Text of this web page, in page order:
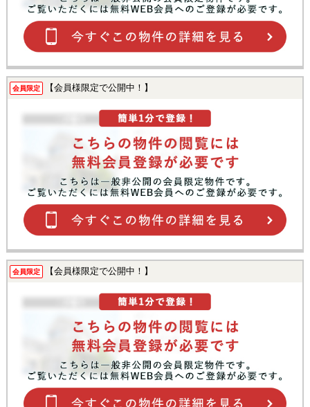
会員限定 【会員様限定で公開中！】
会員限定 【会員様限定で公開中！】